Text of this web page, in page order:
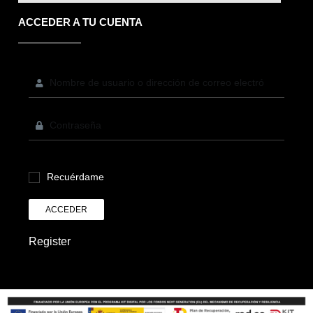
ACCEDER A TU CUENTA
Recuérdame
ACCEDER
Register